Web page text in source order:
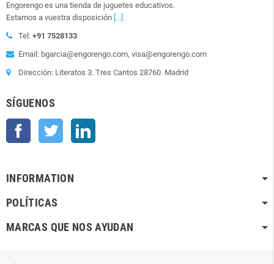
Engorengo es una tienda de juguetes educativos.
Estamos a vuestra disposición [...]
Tel: +91 7528133
Email: bgarcia@engorengo.com, visa@engorengo.com
Dirección: Literatos 3. Tres Cantos 28760. Madrid
SÍGUENOS
Facebook Twitter
INFORMATION
POLÍTICAS
MARCAS QUE NOS AYUDAN